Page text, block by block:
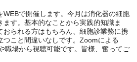
WEBで開催します。今月は消化器の細胞
す。基本的なことから実践的知識ま
おられる方はもちろん、細胞診業務に携
つこと間違いなしです。Zoomによる
職場から視聴可能です。皆様、奮ってご